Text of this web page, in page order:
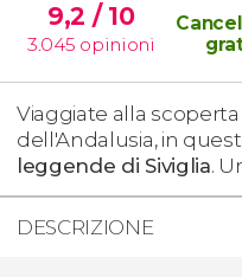
9,2 / 10
3.045 opinioni
Viaggiate alla
dell'Andalusia, in
leggende di Siviglia.
DESCRIZIONE